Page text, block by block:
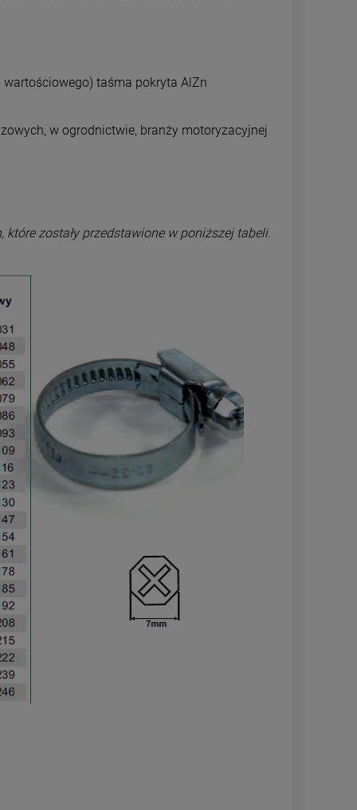
taśma pokryta AlZn
w ogrodnictwie, branży motoryzacyjnej
zostały przedstawione w poniższej tabeli.